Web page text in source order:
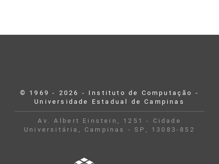
© 1969 - 2026 - Instituto de Computação -
Universidade Estadual de Campinas
Av. Albert Einstein, 1251 - Cidade
Universitária, Campinas - SP, 13083-852